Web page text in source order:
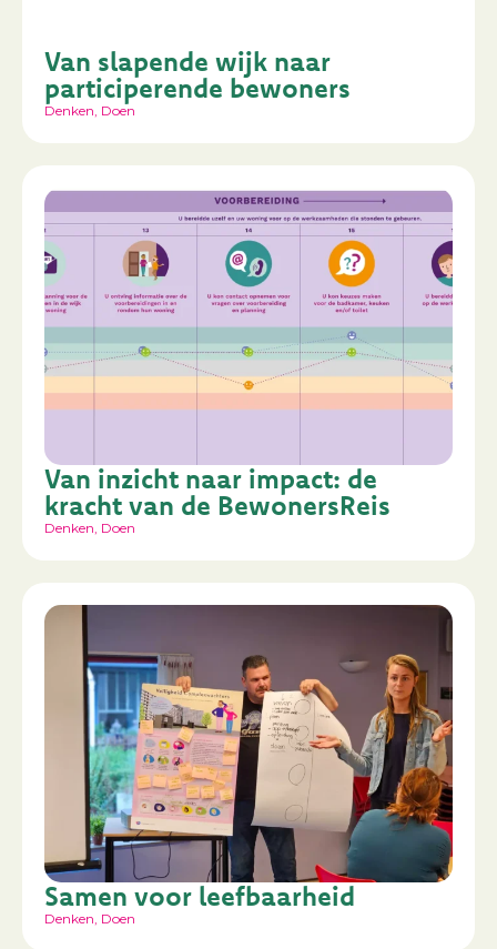
Van slapende wijk naar
participerende bewoners
Denken, Doen
Van inzicht naar impact: de
kracht van de BewonersReis
Denken, Doen
Samen voor leefbaarheid
Denken, Doen